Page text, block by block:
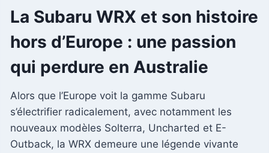
La Subaru WRX et son histoire
hors d’Europe : une passion
qui perdure en Australie
Alors que l’Europe voit la gamme Subaru
s’électrifier radicalement, avec notamment les
nouveaux modèles Solterra, Uncharted et E-
Outback, la WRX demeure une légende vivante